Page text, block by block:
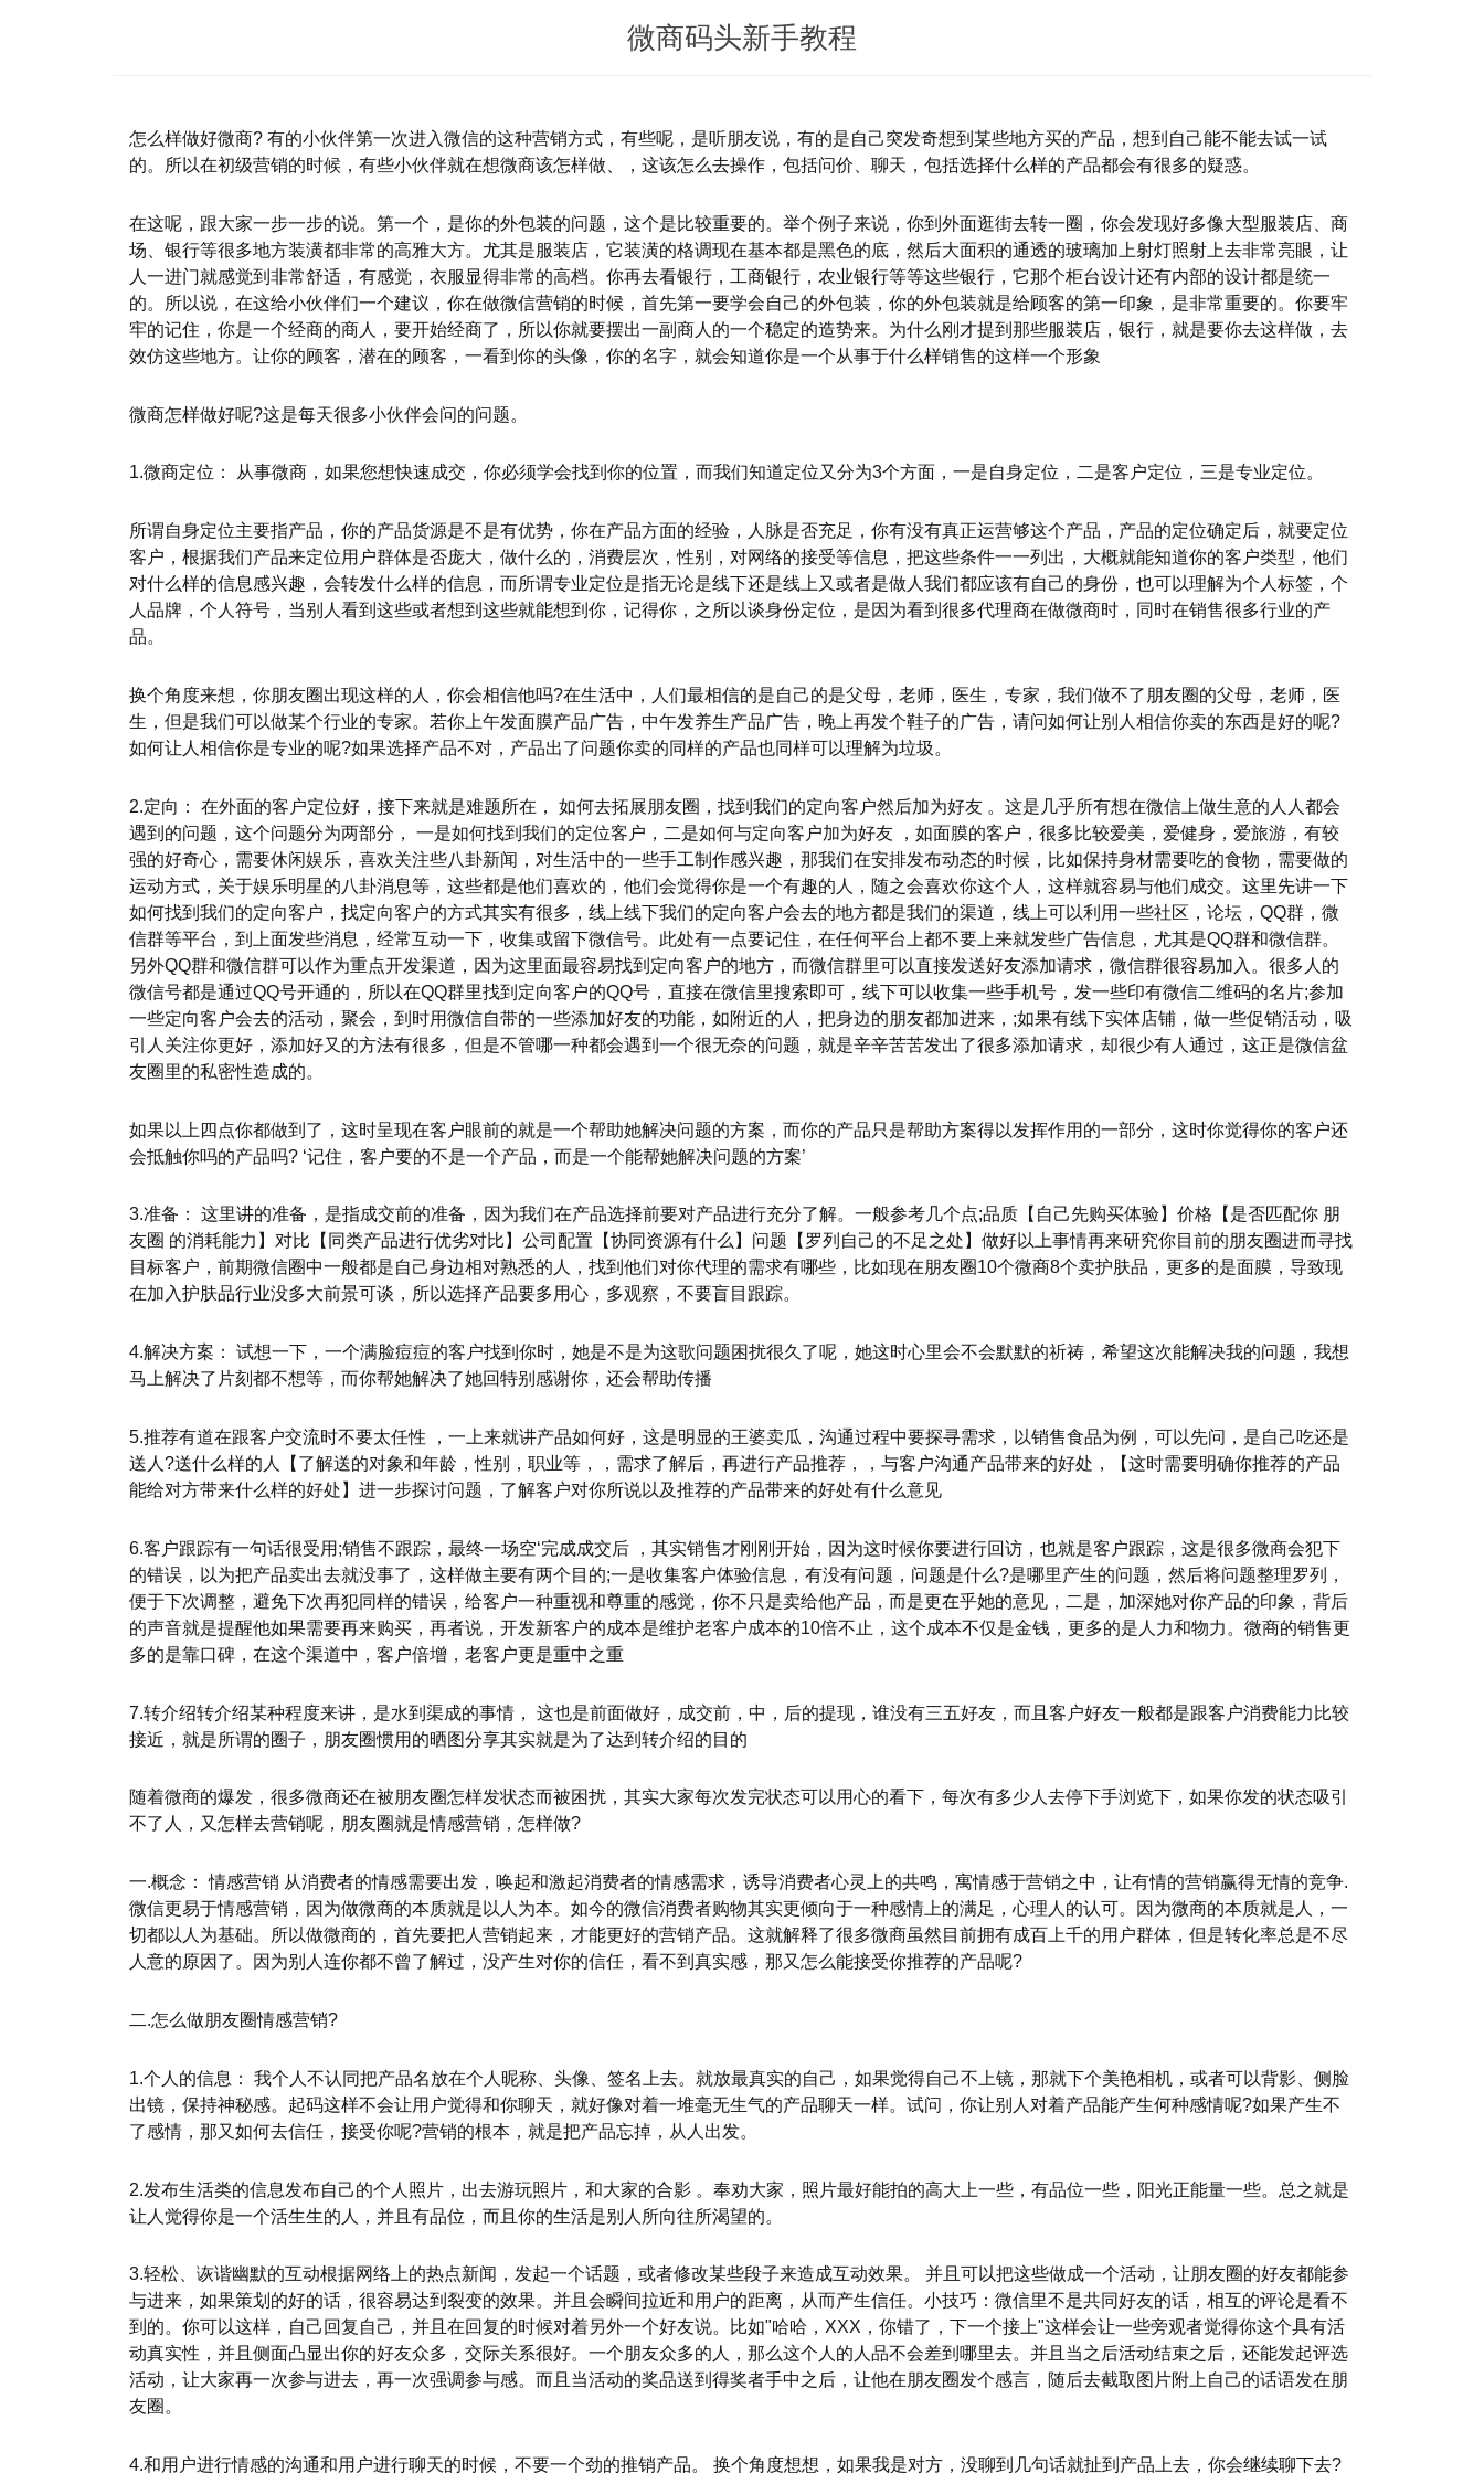
微商码头新手教程
怎么样做好微商? 有的小伙伴第一次进入微信的这种营销方式，有些呢，是听朋友说，有的是自己突发奇想到某些地方买的产品，想到自己能不能去试一试
的。所以在初级营销的时候，有些小伙伴就在想微商该怎样做、，这该怎么去操作，包括问价、聊天，包括选择什么样的产品都会有很多的疑惑。
在这呢，跟大家一步一步的说。第一个，是你的外包装的问题，这个是比较重要的。举个例子来说，你到外面逛街去转一圈，你会发现好多像大型服装店、商
场、银行等很多地方装潢都非常的高雅大方。尤其是服装店，它装潢的格调现在基本都是黑色的底，然后大面积的通透的玻璃加上射灯照射上去非常亮眼，让
人一进门就感觉到非常舒适，有感觉，衣服显得非常的高档。你再去看银行，工商银行，农业银行等等这些银行，它那个柜台设计还有内部的设计都是统一
的。所以说，在这给小伙伴们一个建议，你在做微信营销的时候，首先第一要学会自己的外包装，你的外包装就是给顾客的第一印象，是非常重要的。你要牢
牢的记住，你是一个经商的商人，要开始经商了，所以你就要摆出一副商人的一个稳定的造势来。为什么刚才提到那些服装店，银行，就是要你去这样做，去
效仿这些地方。让你的顾客，潜在的顾客，一看到你的头像，你的名字，就会知道你是一个从事于什么样销售的这样一个形象
微商怎样做好呢?这是每天很多小伙伴会问的问题。
1.微商定位： 从事微商，如果您想快速成交，你必须学会找到你的位置，而我们知道定位又分为3个方面，一是自身定位，二是客户定位，三是专业定位。
所谓自身定位主要指产品，你的产品货源是不是有优势，你在产品方面的经验，人脉是否充足，你有没有真正运营够这个产品，产品的定位确定后，就要定位
客户，根据我们产品来定位用户群体是否庞大，做什么的，消费层次，性别，对网络的接受等信息，把这些条件一一列出，大概就能知道你的客户类型，他们
对什么样的信息感兴趣，会转发什么样的信息，而所谓专业定位是指无论是线下还是线上又或者是做人我们都应该有自己的身份，也可以理解为个人标签，个
人品牌，个人符号，当别人看到这些或者想到这些就能想到你，记得你，之所以谈身份定位，是因为看到很多代理商在做微商时，同时在销售很多行业的产
品。
换个角度来想，你朋友圈出现这样的人，你会相信他吗?在生活中，人们最相信的是自己的是父母，老师，医生，专家，我们做不了朋友圈的父母，老师，医
生，但是我们可以做某个行业的专家。若你上午发面膜产品广告，中午发养生产品广告，晚上再发个鞋子的广告，请问如何让别人相信你卖的东西是好的呢?
如何让人相信你是专业的呢?如果选择产品不对，产品出了问题你卖的同样的产品也同样可以理解为垃圾。
2.定向： 在外面的客户定位好，接下来就是难题所在， 如何去拓展朋友圈，找到我们的定向客户然后加为好友 。这是几乎所有想在微信上做生意的人人都会
遇到的问题，这个问题分为两部分， 一是如何找到我们的定位客户，二是如何与定向客户加为好友 ，如面膜的客户，很多比较爱美，爱健身，爱旅游，有较
强的好奇心，需要休闲娱乐，喜欢关注些八卦新闻，对生活中的一些手工制作感兴趣，那我们在安排发布动态的时候，比如保持身材需要吃的食物，需要做的
运动方式，关于娱乐明星的八卦消息等，这些都是他们喜欢的，他们会觉得你是一个有趣的人，随之会喜欢你这个人，这样就容易与他们成交。这里先讲一下
如何找到我们的定向客户，找定向客户的方式其实有很多，线上线下我们的定向客户会去的地方都是我们的渠道，线上可以利用一些社区，论坛，QQ群，微
信群等平台，到上面发些消息，经常互动一下，收集或留下微信号。此处有一点要记住，在任何平台上都不要上来就发些广告信息，尤其是QQ群和微信群。
另外QQ群和微信群可以作为重点开发渠道，因为这里面最容易找到定向客户的地方，而微信群里可以直接发送好友添加请求，微信群很容易加入。很多人的
微信号都是通过QQ号开通的，所以在QQ群里找到定向客户的QQ号，直接在微信里搜索即可，线下可以收集一些手机号，发一些印有微信二维码的名片;参加
一些定向客户会去的活动，聚会，到时用微信自带的一些添加好友的功能，如附近的人，把身边的朋友都加进来，;如果有线下实体店铺，做一些促销活动，吸
引人关注你更好，添加好又的方法有很多，但是不管哪一种都会遇到一个很无奈的问题，就是辛辛苦苦发出了很多添加请求，却很少有人通过，这正是微信盆
友圈里的私密性造成的。
如果以上四点你都做到了，这时呈现在客户眼前的就是一个帮助她解决问题的方案，而你的产品只是帮助方案得以发挥作用的一部分，这时你觉得你的客户还
会抵触你吗的产品吗? ‘记住，客户要的不是一个产品，而是一个能帮她解决问题的方案’
3.准备： 这里讲的准备，是指成交前的准备，因为我们在产品选择前要对产品进行充分了解。一般参考几个点;品质【自己先购买体验】价格【是否匹配你 朋
友圈 的消耗能力】对比【同类产品进行优劣对比】公司配置【协同资源有什么】问题【罗列自己的不足之处】做好以上事情再来研究你目前的朋友圈进而寻找
目标客户，前期微信圈中一般都是自己身边相对熟悉的人，找到他们对你代理的需求有哪些，比如现在朋友圈10个微商8个卖护肤品，更多的是面膜，导致现
在加入护肤品行业没多大前景可谈，所以选择产品要多用心，多观察，不要盲目跟踪。
4.解决方案： 试想一下，一个满脸痘痘的客户找到你时，她是不是为这歌问题困扰很久了呢，她这时心里会不会默默的祈祷，希望这次能解决我的问题，我想
马上解决了片刻都不想等，而你帮她解决了她回特别感谢你，还会帮助传播
5.推荐有道在跟客户交流时不要太任性 ，一上来就讲产品如何好，这是明显的王婆卖瓜，沟通过程中要探寻需求，以销售食品为例，可以先问，是自己吃还是
送人?送什么样的人【了解送的对象和年龄，性别，职业等，，需求了解后，再进行产品推荐，，与客户沟通产品带来的好处，【这时需要明确你推荐的产品
能给对方带来什么样的好处】进一步探讨问题，了解客户对你所说以及推荐的产品带来的好处有什么意见
6.客户跟踪有一句话很受用;销售不跟踪，最终一场空‘完成成交后 ，其实销售才刚刚开始，因为这时候你要进行回访，也就是客户跟踪，这是很多微商会犯下
的错误，以为把产品卖出去就没事了，这样做主要有两个目的;一是收集客户体验信息，有没有问题，问题是什么?是哪里产生的问题，然后将问题整理罗列，
便于下次调整，避免下次再犯同样的错误，给客户一种重视和尊重的感觉，你不只是卖给他产品，而是更在乎她的意见，二是，加深她对你产品的印象，背后
的声音就是提醒他如果需要再来购买，再者说，开发新客户的成本是维护老客户成本的10倍不止，这个成本不仅是金钱，更多的是人力和物力。微商的销售更
多的是靠口碑，在这个渠道中，客户倍增，老客户更是重中之重
7.转介绍转介绍某种程度来讲，是水到渠成的事情， 这也是前面做好，成交前，中，后的提现，谁没有三五好友，而且客户好友一般都是跟客户消费能力比较
接近，就是所谓的圈子，朋友圈惯用的晒图分享其实就是为了达到转介绍的目的
随着微商的爆发，很多微商还在被朋友圈怎样发状态而被困扰，其实大家每次发完状态可以用心的看下，每次有多少人去停下手浏览下，如果你发的状态吸引
不了人，又怎样去营销呢，朋友圈就是情感营销，怎样做?
一.概念： 情感营销 从消费者的情感需要出发，唤起和激起消费者的情感需求，诱导消费者心灵上的共鸣，寓情感于营销之中，让有情的营销赢得无情的竞争.
微信更易于情感营销，因为做微商的本质就是以人为本。如今的微信消费者购物其实更倾向于一种感情上的满足，心理人的认可。因为微商的本质就是人，一
切都以人为基础。所以做微商的，首先要把人营销起来，才能更好的营销产品。这就解释了很多微商虽然目前拥有成百上千的用户群体，但是转化率总是不尽
人意的原因了。因为别人连你都不曾了解过，没产生对你的信任，看不到真实感，那又怎么能接受你推荐的产品呢?
二.怎么做朋友圈情感营销?
1.个人的信息： 我个人不认同把产品名放在个人昵称、头像、签名上去。就放最真实的自己，如果觉得自己不上镜，那就下个美艳相机，或者可以背影、侧脸
出镜，保持神秘感。起码这样不会让用户觉得和你聊天，就好像对着一堆毫无生气的产品聊天一样。试问，你让别人对着产品能产生何种感情呢?如果产生不
了感情，那又如何去信任，接受你呢?营销的根本，就是把产品忘掉，从人出发。
2.发布生活类的信息发布自己的个人照片，出去游玩照片，和大家的合影 。奉劝大家，照片最好能拍的高大上一些，有品位一些，阳光正能量一些。总之就是
让人觉得你是一个活生生的人，并且有品位，而且你的生活是别人所向往所渴望的。
3.轻松、诙谐幽默的互动根据网络上的热点新闻，发起一个话题，或者修改某些段子来造成互动效果。 并且可以把这些做成一个活动，让朋友圈的好友都能参
与进来，如果策划的好的话，很容易达到裂变的效果。并且会瞬间拉近和用户的距离，从而产生信任。小技巧：微信里不是共同好友的话，相互的评论是看不
到的。你可以这样，自己回复自己，并且在回复的时候对着另外一个好友说。比如"哈哈，XXX，你错了，下一个接上"这样会让一些旁观者觉得你这个具有活
动真实性，并且侧面凸显出你的好友众多，交际关系很好。一个朋友众多的人，那么这个人的人品不会差到哪里去。并且当之后活动结束之后，还能发起评选
活动，让大家再一次参与进去，再一次强调参与感。而且当活动的奖品送到得奖者手中之后，让他在朋友圈发个感言，随后去截取图片附上自己的话语发在朋
友圈。
4.和用户进行情感的沟通和用户进行聊天的时候，不要一个劲的推销产品。 换个角度想想，如果我是对方，没聊到几句话就扯到产品上去，你会继续聊下去?